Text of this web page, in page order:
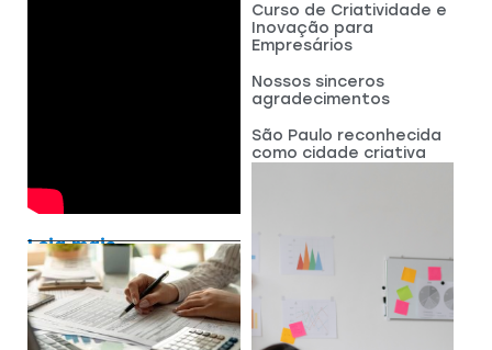
Leia mais
Curso de Criatividade e
Inovação para
Empresários
Nossos sinceros
agradecimentos
São Paulo reconhecida
como cidade criativa